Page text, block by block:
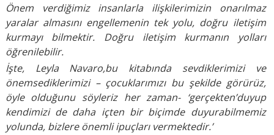
Önem verdiğimiz insanlarla ilişkilerimizin onarılmaz
yaralar almasını engellemenin tek yolu, doğru iletişim
kurmayı bilmektir. Doğru iletişim kurmanın yolları
öğrenilebilir.
İşte, Leyla Navaro,bu kitabında sevdiklerimizi ve
önemsediklerimizi – çocuklarımızı bu şekilde görürüz,
öyle olduğunu söyleriz her zaman- ‘gerçekten’duyup
kendimizi de daha içten bir biçimde duyurabilmemiz
yolunda, bizlere önemli ipuçları vermektedir.’